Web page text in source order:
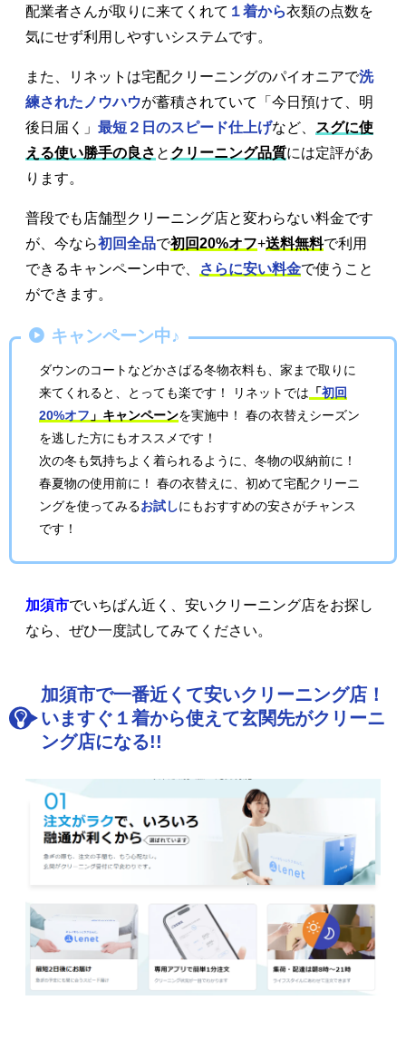
配業者さんが取りに来てくれて １着から衣類の点数を
気にせず利用しやすいシステムです。
また、リネットは宅配クリーニングのパイオニアで洗
練されたノウハウが蓄積されていて「今日預けて、明
後日届く」 最短２日のスピード仕上げなど、
スグに使
える使い勝手の良さ と クリーニング品質には定評があ
ります。
普段でも店舗型クリーニング店と変わらない料金です
が、今なら初回全品で初回20%オフ+送料無料で利用
できるキャンペーン中で、
さらに安い料金で使うこと
ができます。
キャンペーン中♪
ダウンのコートなどかさばる冬物衣料も、家まで取りに
来てくれると、とっても楽です！ リネットでは 「初回
20%オフ 」キャンペーンを実施中！ 春の衣替えシーズン
を逃した方にもオススメです！
次の冬も気持ちよく着られるように、冬物の収納前に！
春夏物の使用前に！ 春の衣替えに、初めて宅配クリーニ
ングを使ってみるお試しにもおすすめの安さがチャンス
です！
加須市でいちばん近く、安いクリーニング店をお探し
なら、ぜひ一度試してみてください。
加須市で一番近くて安いクリーニング店！
いますぐ１着から使えて玄関先がクリーニ
ング店になる!!